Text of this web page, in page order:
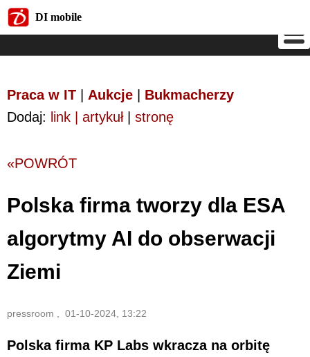
DI mobile
Praca w IT Aukcje
Bukmacherzy
Dodaj: link | artykuł| stronę
«POWRÓT
Polska firma tworzy dla ESA
algorytmy AI do obserwacji
Ziemi
pressroom , 01-10-2024, 13:22
Polska firma KP Labs wkracza na orbitę
DI mobile